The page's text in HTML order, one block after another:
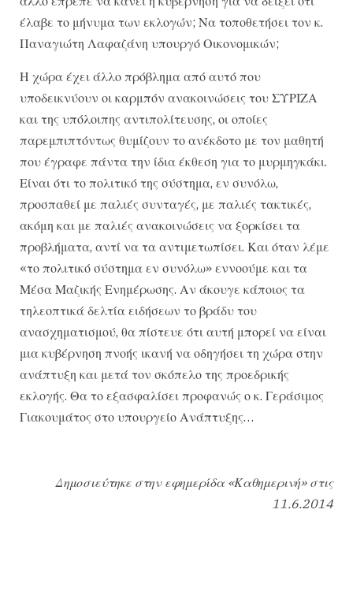
έλαβε το μήνυμα των εκλογών; Να τοποθετήσει τον κ.
Παναγιώτη Λαφαζάνη υπουργό Οικονομικών;
Η χώρα έχει άλλο πρόβλημα από αυτό που
υποδεικνύουν οι καρμπόν ανακοινώσεις του ΣΥΡΙΖΑ
και της υπόλοιπης αντιπολίτευσης, οι οποίες
παρεμπιπτόντως θυμίζουν το ανέκδοτο με τον μαθητή
που έγραφε πάντα την ίδια έκθεση για το μυρμηγκάκι.
Είναι ότι το πολιτικό της σύστημα, εν συνόλω,
προσπαθεί με παλιές συνταγές, με παλιές τακτικές,
ακόμη και με παλιές ανακοινώσεις να ξορκίσει τα
προβλήματα, αντί να τα αντιμετωπίσει. Και όταν λέμε
«το πολιτικό σύστημα εν συνόλω» εννοούμε και τα
Μέσα Μαζικής Ενημέρωσης. Αν άκουγε κάποιος τα
τηλεοπτικά δελτία ειδήσεων το βράδυ του
ανασχηματισμού, θα πίστευε ότι αυτή μπορεί να είναι
μια κυβέρνηση πνοής ικανή να οδηγήσει τη χώρα στην
ανάπτυξη και μετά τον σκόπελο της προεδρικής
εκλογής. Θα το εξασφαλίσει προφανώς ο κ. Γεράσιμος
Γιακουμάτος στο υπουργείο Ανάπτυξης…
Δημοσιεύτηκε στην εφημερίδα «Καθημερινή» στις
11.6.2014